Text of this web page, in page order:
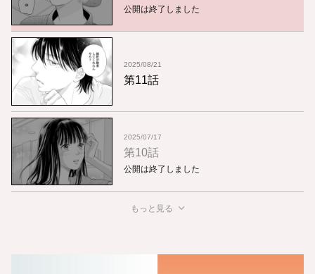
公開は終了しました
2025/08/21
第11話
2025/07/17
第10話
公開は終了しました
もっと見る